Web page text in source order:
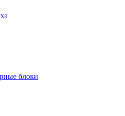
блоки